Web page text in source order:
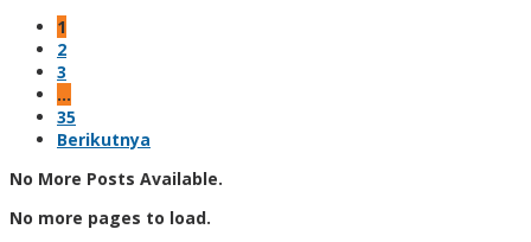
1
2
3
…
35
Berikutnya
No More Posts Available.
No more pages to load.